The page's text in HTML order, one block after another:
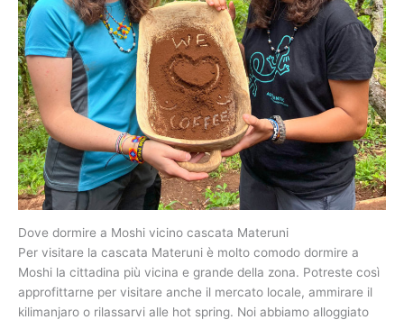
Dove dormire a Moshi vicino cascata Materuni
Per visitare la cascata Materuni è molto comodo dormire a
Moshi la cittadina più vicina e grande della zona. Potreste così
approfittarne per visitare anche il mercato locale, ammirare il
kilimanjaro o rilassarvi alle hot spring. Noi abbiamo alloggiato